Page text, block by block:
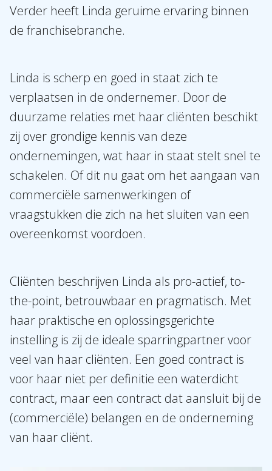
Internationaal
FR
Verder heeft Linda geruime ervaring binnen
de franchisebranche.
Linda is scherp en goed in staat zich te
verplaatsen in de ondernemer. Door de
duurzame relaties met haar cliënten beschikt
zij over grondige kennis van deze
ondernemingen, wat haar in staat stelt snel te
schakelen. Of dit nu gaat om het aangaan van
commerciële samenwerkingen of
vraagstukken die zich na het sluiten van een
overeenkomst voordoen.
Cliënten beschrijven Linda als pro-actief, to-
the-point, betrouwbaar en pragmatisch. Met
haar praktische en oplossingsgerichte
instelling is zij de ideale sparringpartner voor
veel van haar cliënten. Een goed contract is
voor haar niet per definitie een waterdicht
contract, maar een contract dat aansluit bij de
(commerciële) belangen en de onderneming
van haar cliënt.